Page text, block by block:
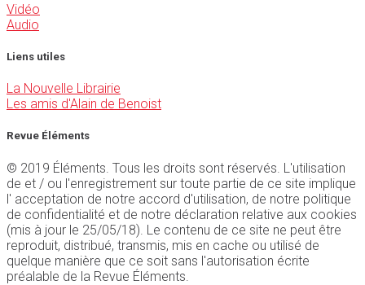
Vidéo
Audio
Liens utiles
La Nouvelle Librairie
Les amis d'Alain de Benoist
Revue Éléments
© 2019 Éléments. Tous les droits sont réservés. L'utilisation
de et / ou l'enregistrement sur toute partie de ce site implique
l' acceptation de notre accord d'utilisation, de notre politique
de confidentialité et de notre déclaration relative aux cookies
(mis à jour le 25/05/18). Le contenu de ce site ne peut être
reproduit, distribué, transmis, mis en cache ou utilisé de
quelque manière que ce soit sans l'autorisation écrite
préalable de la Revue Éléments.